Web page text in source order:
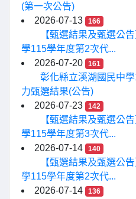
(第一次公告)
2026-07-13
166
【甄選結果及甄選公
學115學年度第2次代...
2026-07-20
161
彰化縣立溪湖國民中
力甄選結果(公告)
2026-07-23
142
【甄選結果及甄選公
學115學年度第3次代...
2026-07-14
140
【甄選結果及甄選公
學115學年度第2次代...
2026-07-14
136